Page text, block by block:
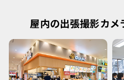
屋内の出張撮影カメ